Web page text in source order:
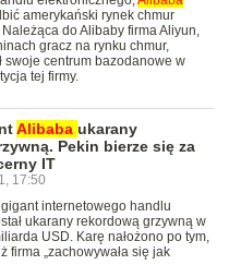
amerykański rynek chmur
do Alibaby firma Aliyun,
gracz na rynku chmur,
swoje centrum bazodanowe w
tej firmy.
Alibaba ukarany
Pekin bierze się za
IT
17:50
internetowego handlu
ukarany rekordową grzywną w
USD. Karę nałożono po tym,
firma „zachowywała się jak